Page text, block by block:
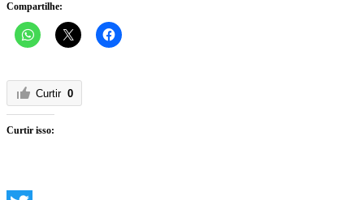
Compartilhe:
Curtir 0
Curtir isso: